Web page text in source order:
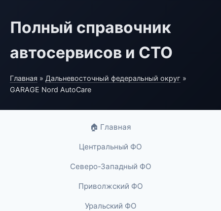
Полный справочник
автосервисов и СТО
Главная » Дальневосточный федеральный округ »
GARAGE Nord AutoCare
🏠 Главная
Центральный ФО
Северо-Западный ФО
Приволжский ФО
Уральский ФО